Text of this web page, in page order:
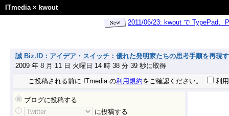
ITmedia× kwout
2011/06/23: kwout で TypePad
誠 Biz.ID：アイデア・スイッチ：優れた発明家たちの思考手順を再現
2009 年 8 月 11 日 火曜日 14 時 38 分 39 秒に取得
ご投稿される前に ITmedia の利用規約をご確認ください。 利
ブログに投稿する
に投稿する